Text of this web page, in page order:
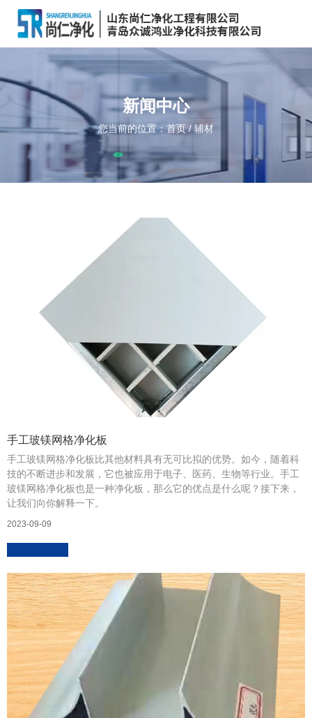
新闻中心
您当前的位置：首页/辅材
手工玻镁网格净化板
手工玻镁网格净化板比其他材料具有无可比拟的优势。如今，随着科
技的不断进步和发展，它也被应用于电子、医药、生物等行业。手工
玻镁网格净化板也是一种净化板，那么它的优点是什么呢？接下来，
让我们向你解释一下。
2023-09-09